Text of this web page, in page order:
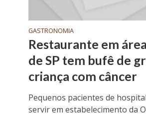
GASTRONOMIA
Restaurante em
de SP tem bufê de
criança com câncer
Pequenos pacientes de
servir em estabelecimento da